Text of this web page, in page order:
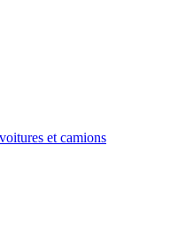
et camions